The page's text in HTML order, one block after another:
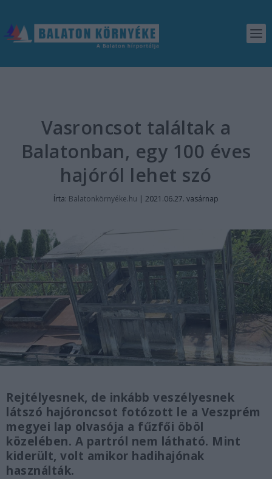
Vasroncsot találtak a
Balatonban, egy 100 éves
hajóról lehet szó
Írta: Balatonkörnyéke.hu | 2021.06.27. vasárnap
Rejtélyesnek, de inkább veszélyesnek
látszó hajóroncsot fotózott le a Veszprém
megyei lap olvasója a fűzfői öböl
közelében. A partról nem látható. Mint
kiderült, volt amikor hadihajónak
használták.